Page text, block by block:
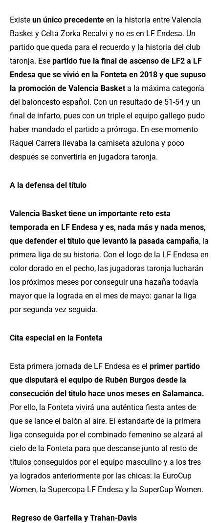
Existe un único precedente en la historia entre Valencia
Basket y Celta Zorka Recalvi y no es en LF Endesa. Un
partido que queda para el recuerdo y la historia del club
taronja. Ese partido fue la final de ascenso de LF2 a LF
Endesa que se vivió en la Fonteta en 2018 y que supuso
la promoción de Valencia Basket a la máxima categoría
del baloncesto español. Con un resultado de 51-54 y un
final de infarto, pues con un triple el equipo gallego pudo
haber mandado el partido a prórroga. En ese momento
Raquel Carrera llevaba la camiseta azulona y poco
después se convertiría en jugadora taronja.
A la defensa del título
Valencia Basket tiene un importante reto esta
temporada en LF Endesa y es, nada más y nada menos,
que defender el título que levantó la pasada campaña, la
primera liga de su historia. Con el logo de la LF Endesa en
color dorado en el pecho, las jugadoras taronja lucharán
los próximos meses por conseguir una hazaña todavía
mayor que la lograda en el mes de mayo: ganar la liga
por segunda vez seguida.
Cita especial en la Fonteta
Esta primera jornada de LF Endesa es el primer partido
que disputará el equipo de Rubén Burgos desde la
consecución del titulo hace unos meses en Salamanca.
Por ello, la Fonteta vivirá una auténtica fiesta antes de
que se lance el balón al aire. El estandarte de la primera
liga conseguida por el combinado femenino se alzará al
cielo de la Fonteta para que descanse junto al resto de
títulos conseguidos por el equipo masculino y a los tres
ya logrados anteriormente por las chicas: la EuroCup
Women, la Supercopa LF Endesa y la SuperCup Women.
Regreso de Garfella y Trahan-Davis